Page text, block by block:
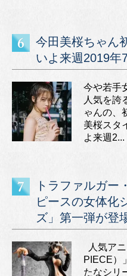
今田美桜ちゃん
いよ来週2019年
今や若手
人気を誇
ゃんの、
美桜スタ
よ来週2...
トラファルガー
ピースの女体化
ズ」第一弾が登
人気ア
PIECE）
たなシリ